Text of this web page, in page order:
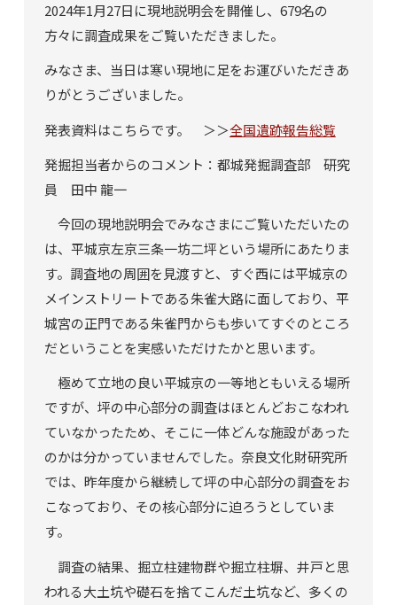
2024年1月27日に現地説明会を開催し、679名の
方々に調査成果をご覧いただきました。
みなさま、当日は寒い現地に足をお運びいただきあ
りがとうございました。
発表資料はこちらです。 ＞＞全国遺跡報告総覧
発掘担当者からのコメント：都城発掘調査部 研究
員 田中 龍一
今回の現地説明会でみなさまにご覧いただいたの
は、平城京左京三条一坊二坪という場所にあたりま
す。調査地の周囲を見渡すと、すぐ西には平城京の
メインストリートである朱雀大路に面しており、平
城宮の正門である朱雀門からも歩いてすぐのところ
だということを実感いただけたかと思います。
極めて立地の良い平城京の一等地ともいえる場所
ですが、坪の中心部分の調査はほとんどおこなわれ
ていなかったため、そこに一体どんな施設があった
のかは分かっていませんでした。奈良文化財研究所
では、昨年度から継続して坪の中心部分の調査をお
こなっており、その核心部分に迫ろうとしていま
す。
調査の結果、掘立柱建物群や掘立柱塀、井戸と思
われる大土坑や礎石を捨てこんだ土坑など、多くの